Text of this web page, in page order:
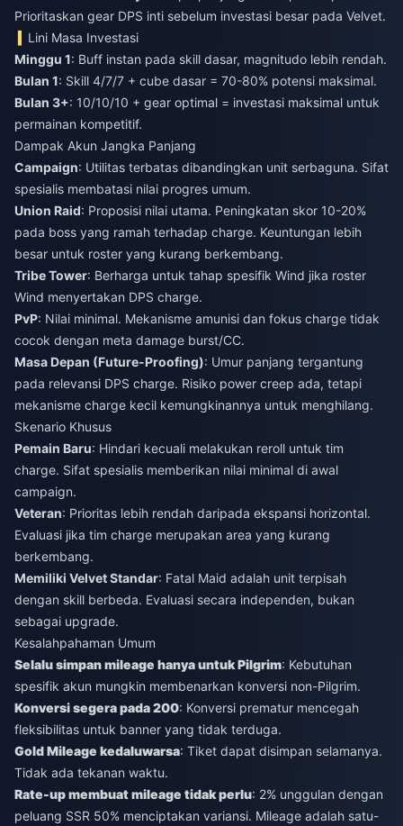
Prioritaskan gear DPS inti sebelum investasi besar pada Velvet.
Lini Masa Investasi
Minggu 1: Buff instan pada skill dasar, magnitudo lebih rendah.
Bulan 1: Skill 4/7/7 + cube dasar = 70-80% potensi maksimal.
Bulan 3+: 10/10/10 + gear optimal = investasi maksimal untuk
permainan kompetitif.
Dampak Akun Jangka Panjang
Campaign: Utilitas terbatas dibandingkan unit serbaguna. Sifat
spesialis membatasi nilai progres umum.
Union Raid: Proposisi nilai utama. Peningkatan skor 10-20%
pada boss yang ramah terhadap charge. Keuntungan lebih
besar untuk roster yang kurang berkembang.
Tribe Tower: Berharga untuk tahap spesifik Wind jika roster
Wind menyertakan DPS charge.
PvP: Nilai minimal. Mekanisme amunisi dan fokus charge tidak
cocok dengan meta damage burst/CC.
Masa Depan (Future-Proofing): Umur panjang tergantung
pada relevansi DPS charge. Risiko power creep ada, tetapi
mekanisme charge kecil kemungkinannya untuk menghilang.
Skenario Khusus
Pemain Baru: Hindari kecuali melakukan reroll untuk tim
charge. Sifat spesialis memberikan nilai minimal di awal
campaign.
Veteran: Prioritas lebih rendah daripada ekspansi horizontal.
Evaluasi jika tim charge merupakan area yang kurang
berkembang.
Memiliki Velvet Standar: Fatal Maid adalah unit terpisah
dengan skill berbeda. Evaluasi secara independen, bukan
sebagai upgrade.
Kesalahpahaman Umum
Selalu simpan mileage hanya untuk Pilgrim: Kebutuhan
spesifik akun mungkin membenarkan konversi non-Pilgrim.
Konversi segera pada 200: Konversi prematur mencegah
fleksibilitas untuk banner yang tidak terduga.
Gold Mileage kedaluwarsa: Tiket dapat disimpan selamanya.
Tidak ada tekanan waktu.
Rate-up membuat mileage tidak perlu: 2% unggulan dengan
peluang SSR 50% menciptakan variansi. Mileage adalah satu-